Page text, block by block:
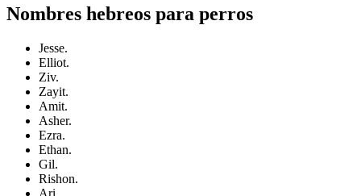
Nombres hebreos para perros
Jesse.
Elliot.
Ziv.
Zayit.
Amit.
Asher.
Ezra.
Ethan.
Gil.
Rishon.